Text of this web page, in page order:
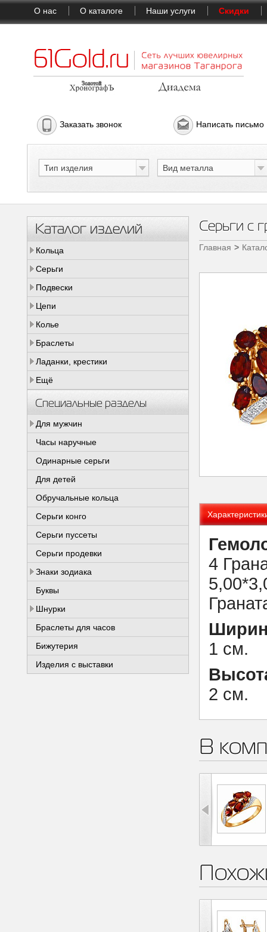
О нас О каталоге Наши услуги Скидки
Заказать звонок Написать письмо
Тип изделия Вид металла
Каталог изделий
Кольца
Серьги
Подвески
Цепи
Колье
Браслеты
Ладанки, крестики
Ещё
Специальные разделы
Для мужчин
Часы наручные
Одинарные серьги
Для детей
Обручальные кольца
Серьги конго
Серьги пуссеты
Серьги продевки
Знаки зодиака
Буквы
Шнурки
Браслеты для часов
Бижутерия
Изделия с выставки
Серьги с
Главная
4
1 см.
2 см.
В